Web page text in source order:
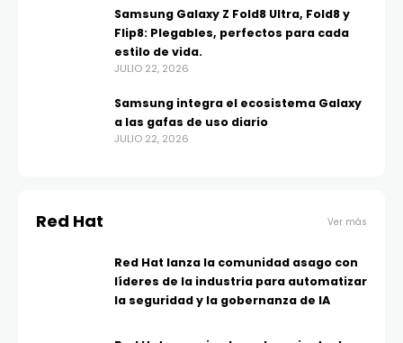
Samsung Galaxy Z Fold8 Ultra, Fold8 y
Flip8: Plegables, perfectos para cada
estilo de vida.
JULIO 22, 2026
Samsung integra el ecosistema Galaxy
a las gafas de uso diario
JULIO 22, 2026
Red Hat Ver más
Red Hat lanza la comunidad asago con
líderes de la industria para automatizar
la seguridad y la gobernanza de IA